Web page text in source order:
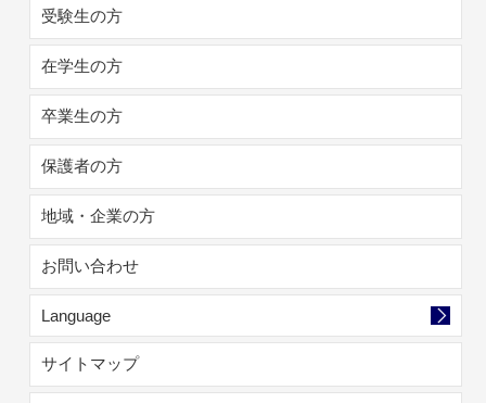
受験生の方
在学生の方
卒業生の方
保護者の方
地域・企業の方
お問い合わせ
Language
サイトマップ